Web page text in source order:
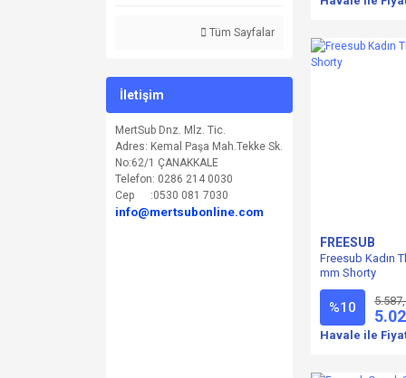
XXXL BEDEN (1)Tüm Sayfalar
İletişim
MertSub Dnz. Mlz. Tic.
Adres: Kemal Paşa Mah.Tekke Sk.
No:62/1 ÇANAKKALE
Telefon: 0286 214 0030
Cep :0530 081 7030
info@mertsubonline.com
FREESUB
Freesub Kadın
mm Shorty
%10
Havale ile